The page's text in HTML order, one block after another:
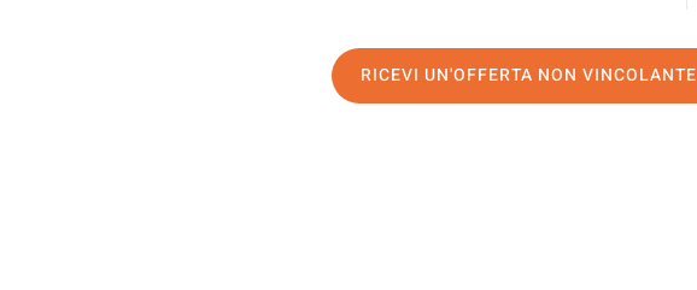
RICEVI UN'OFFERTA NON VINCOLANTE